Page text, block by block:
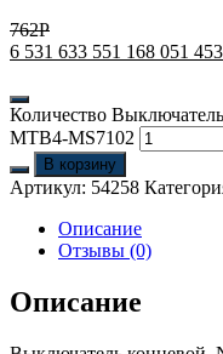
762Р
6 531 633 551 168 051
Количество
MTB4-MS7102
В корзину
Артикул: 54258
Описание
Отзывы (0)
Описание